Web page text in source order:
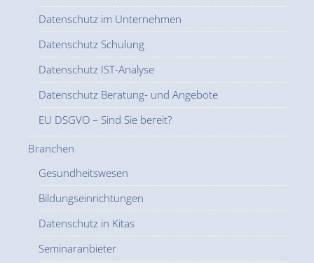
Datenschutz im Unternehmen
Datenschutz Schulung
Datenschutz IST-Analyse
Datenschutz Beratung- und Angebote
EU DSGVO – Sind Sie bereit?
Branchen
Gesundheitswesen
Bildungseinrichtungen
Datenschutz in Kitas
Seminaranbieter